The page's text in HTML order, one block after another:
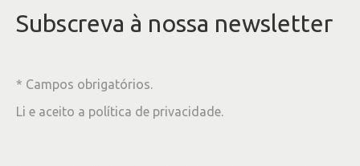
Subscreva à nossa newsletter
* Campos obrigatórios.
Li e aceito a política de privacidade.